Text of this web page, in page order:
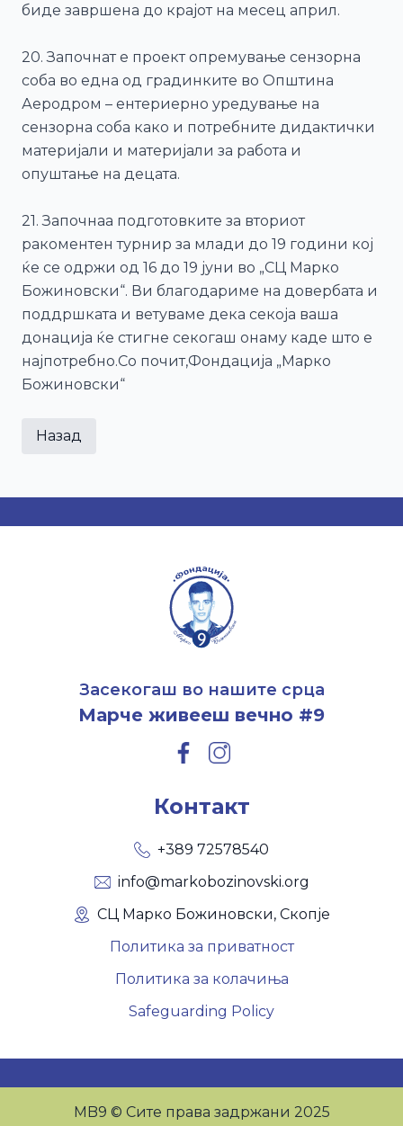
биде завршена до крајот на месец април.
20. Започнат е проект опремување сензорна
соба во една од градинките во Општина
Аеродром – ентериерно уредување на
сензорна соба како и потребните дидактички
материјали и материјали за работа и
опуштање на децата.
21. Започнаа подготовките за вториот
ракоментен турнир за млади до 19 години кој
ќе се одржи од 16 до 19 јуни во „СЦ Марко
Божиновски“. Ви благодариме на довербата и
поддршката и ветуваме дека секоја ваша
донација ќе стигне секогаш онаму каде што е
најпотребно.Со почит,Фондација „Марко
Божиновски“
Назад
Засекогаш во нашите срца
Марче живееш вечно #9
Контакт
+389 72578540
info@markobozinovski.org
СЦ Марко Божиновски, Скопје
Политика за приватност
Политика за колачиња
Safeguarding Policy
MB9 © Сите права задржани 2025